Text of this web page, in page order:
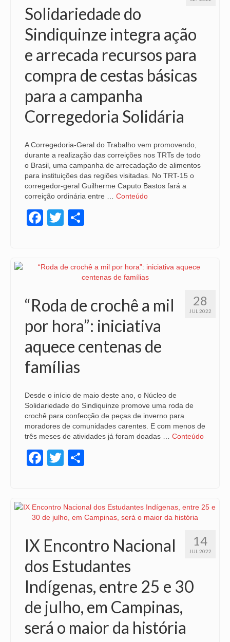
Solidariedade do
Sindiquinze integra ação
e arrecada recursos para
compra de cestas básicas
para a campanha
Corregedoria Solidária
A Corregedoria-Geral do Trabalho vem promovendo,
durante a realização das correições nos TRTs de todo
o Brasil, uma campanha de arrecadação de alimentos
para instituições das regiões visitadas. No TRT-15 o
corregedor-geral Guilherme Caputo Bastos fará a
correição ordinária entre … Conteúdo
Facebook
Twitter
28
JUL 2022
“Roda de crochê a mil
por hora”: iniciativa
aquece centenas de
famílias
Desde o início de maio deste ano, o Núcleo de
Solidariedade do Sindiquinze promove uma roda de
crochê para confecção de peças de inverno para
moradores de comunidades carentes. E com menos de
três meses de atividades já foram doadas … Conteúdo
Facebook
Twitter
14
JUL 2022
IX Encontro Nacional
dos Estudantes
Indígenas, entre 25 e 30
de julho, em Campinas,
será o maior da história